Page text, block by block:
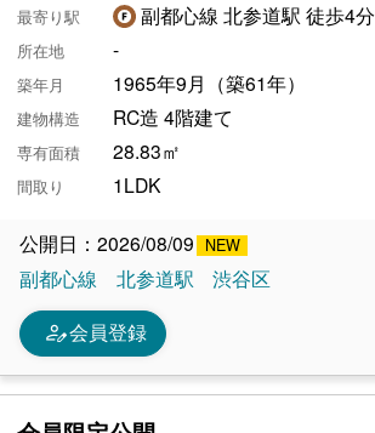
最寄り駅 副都心線 北参道駅 徒歩4分
所在地 -
築年月 1965年9月（築61年）
建物構造 RC造 4階建て
専有面積 28.83㎡
間取り 1LDK
公開日：2026/08/09
副都心線
北参道駅 渋谷区
person_edit会員登録